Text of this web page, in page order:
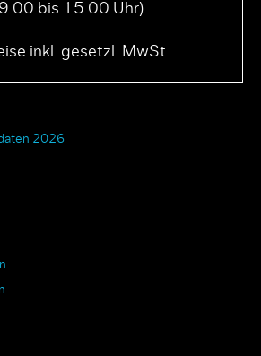
9.00 bis 15.00 Uhr)
inkl. gesetzl. MwSt..
2026